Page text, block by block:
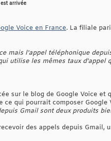
arrivée
Voice en France. La filiale
mais l'appel téléphonique
utilise les mêmes taux d'appel
sur le blog de Google Voice
ce qui pourrait composer
Gmail sont deux produits
des appels depuis